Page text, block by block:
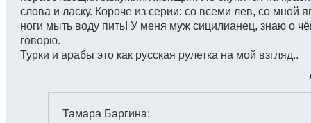
слова и ласку. Короче из серии: со всеми лев, со мной
ноги мыть воду пить! У меня муж сицилианец, знаю о
говорю.
Турки и арабы это как русская рулетка на мой взгляд..
Тамара Баргина: